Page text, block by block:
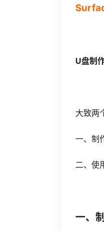
U盘制
大致两
一、制
二、使
一、